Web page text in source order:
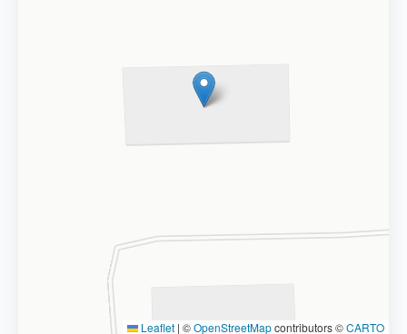
Leaflet | ©OpenStreetMapcontributors ©CARTO